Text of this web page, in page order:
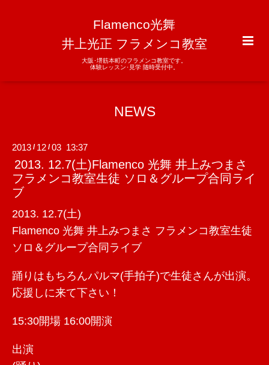
Flamenco光舞
井上光正 フラメンコ教室
大阪･堺筋本町のフラメンコ教室です。
体験レッスン･見学 随時受付中。
NEWS
2013 / 12 /03 13:37
2013. 12.7(土)Flamenco 光舞 井上みつまさ
フラメンコ教室生徒 ソロ＆グループ合同ライ
ブ
2013. 12.7(土)
Flamenco 光舞 井上みつまさ フラメンコ教室生徒
ソロ＆グループ合同ライブ
踊りはもちろんパルマ(手拍子)で生徒さんが出演。
応援しに来て下さい！
15:30開場 16:00開演
出演